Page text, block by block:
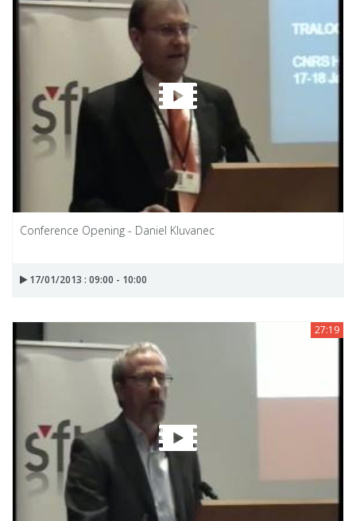
Conference Opening - Daniel Kluvanec
17/01/2013 : 09:00 - 10:00
27:19